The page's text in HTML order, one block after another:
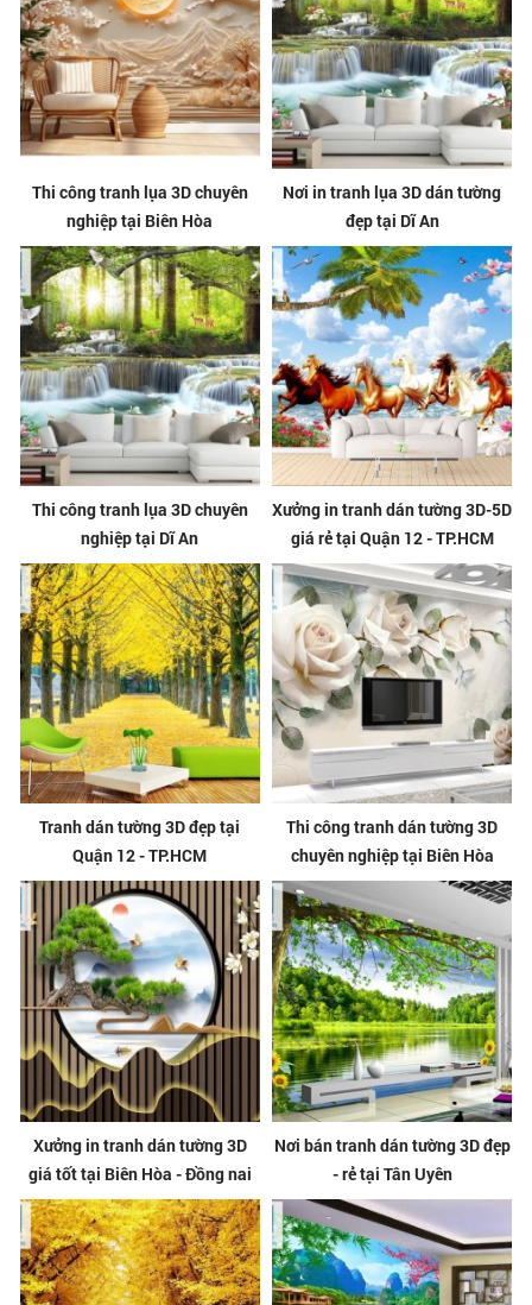
Thi công tranh lụa 3D chuyên
nghiệp tại Biên Hòa
Nơi in tranh lụa 3D dán tường
đẹp tại Dĩ An
Thi công tranh lụa 3D chuyên
nghiệp tại Dĩ An
Xưởng in tranh dán tường 3D-5D
giá rẻ tại Quận 12 - TP.HCM
Tranh dán tường 3D đẹp tại
Quận 12 - TP.HCM
Thi công tranh dán tường 3D
chuyên nghiệp tại Biên Hòa
Xưởng in tranh dán tường 3D
giá tốt tại Biên Hòa - Đồng nai
Nơi bán tranh dán tường 3D đẹp
- rẻ tại Tân Uyên